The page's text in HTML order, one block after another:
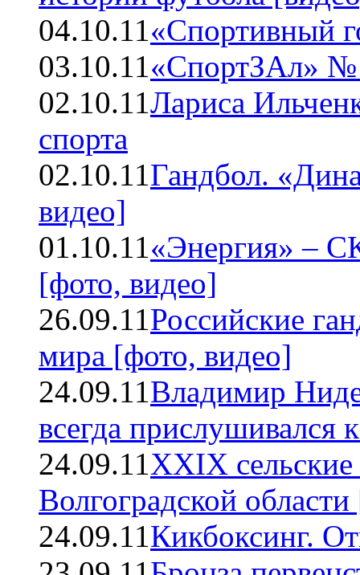
04.10.11«Спортивный
03.10.11«СпортЗАл» №
02.10.11Лариса
спорта
02.10.11Гандбол.
видео]
01.10.11«Энергия» –
[фото, видео]
26.09.11Российские
мира [фото, видео]
24.09.11Владимир
всегда прислушивался
24.09.11XXIX
Волгоградской
24.09.11Кикбоксинг.